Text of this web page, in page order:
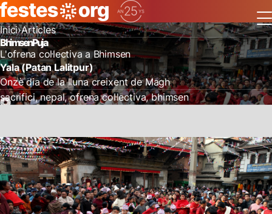
Inici Articles
Bhimsen Puja
L'ofrena col·lectiva a Bhimsen
Yala (Patan Lalitpur)
Onzè dia de la lluna creixent de Magh
sacrifici nepal ofrena col·lectiva bhimsen